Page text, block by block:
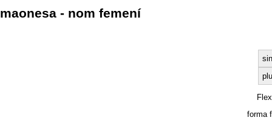
maonesa - nom femení
forma